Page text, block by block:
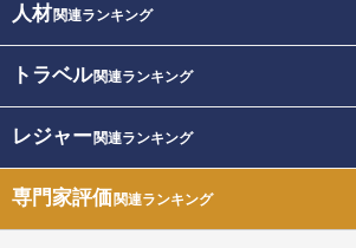
人材関連ランキング
トラベル関連ランキング
レジャー関連ランキング
専門家評価関連ランキング